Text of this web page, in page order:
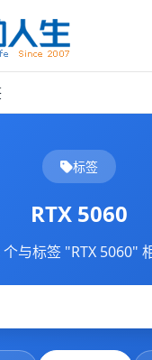
标签
RTX 5060
个与标签 "RTX 5060"